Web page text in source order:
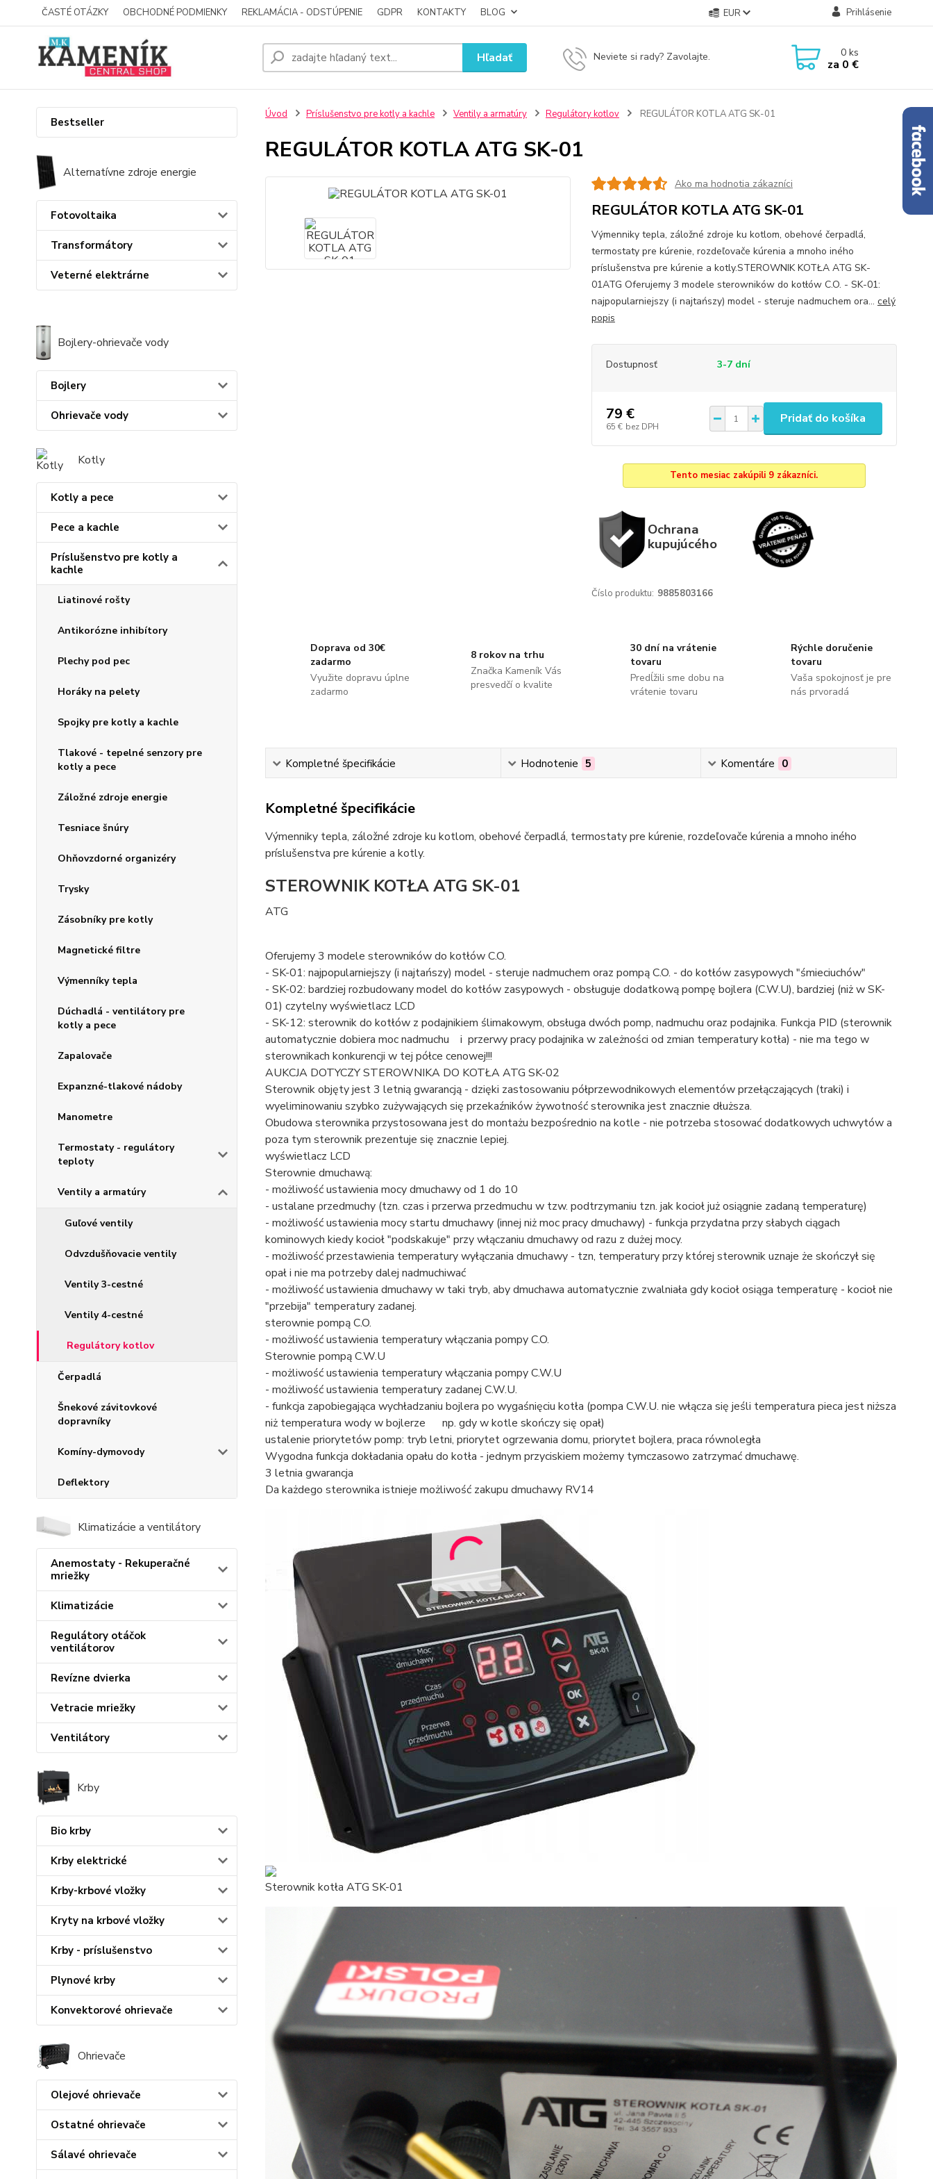
ČASTÉ OTÁZKY OBCHODNÉ PODMIENKY REKLAMÁCIA - ODSTÚPENIE GDPR KONTAKTY BLOG EUR Prihlásenie
Hľadať Neviete si rady? Zavolajte. 0ks
za 0 €
Bestseller
Alternatívne zdroje energie
Fotovoltaika
Transformátory
Veterné elektrárne
Bojlery-ohrievače vody
Bojlery
Ohrievače vody
Kotly
Kotly a pece
Pece a kachle
Príslušenstvo pre kotly a
kachle
Liatinové rošty
Antikorózne inhibítory
Plechy pod pec
Horáky na pelety
Spojky pre kotly a kachle
Tlakové - tepelné senzory pre
kotly a pece
Záložné zdroje energie
Tesniace šnúry
Ohňovzdorné organizéry
Trysky
Zásobníky pre kotly
Magnetické filtre
Výmenníky tepla
Dúchadlá - ventilátory pre
kotly a pece
Zapalovače
Expanzné-tlakové nádoby
Manometre
Termostaty - regulátory
teploty
Ventily a armatúry
Guľové ventily
Odvzdušňovacie ventily
Ventily 3-cestné
Ventily 4-cestné
Regulátory kotlov
Čerpadlá
Šnekové závitovkové
dopravníky
Komíny-dymovody
Deflektory
Klimatizácie a ventilátory
Anemostaty - Rekuperačné
mriežky
Klimatizácie
Regulátory otáčok
ventilátorov
Revízne dvierka
Vetracie mriežky
Ventilátory
Krby
Bio krby
Krby elektrické
Krby-krbové vložky
Kryty na krbové vložky
Krby - príslušenstvo
Plynové krby
Konvektorové ohrievače
Ohrievače
Olejové ohrievače
Ostatné ohrievače
Sálavé ohrievače
Úvod Príslušenstvo pre kotly a kachle Ventily a armatúry Regulátory kotlov REGULÁTOR KOTLA ATG SK-01
REGULÁTOR KOTLA ATG SK-01
Ako ma hodnotia zákazníci
REGULÁTOR KOTLA ATG SK-01
Výmenniky tepla, záložné zdroje ku kotlom, obehové čerpadlá,
termostaty pre kúrenie, rozdeľovače kúrenia a mnoho iného
príslušenstva pre kúrenie a kotly.STEROWNIK KOTŁA ATG SK-
01ATG Oferujemy 3 modele sterowników do kotłów C.O. - SK-01:
najpopularniejszy (i najtańszy) model - steruje nadmuchem ora... celý
popis
Dostupnosť 3-7 dní
79 €
65 € bez DPH
Pridať do košíka
Tento mesiac zakúpili 9 zákazníci.
Ochrana
kupujúcého
Číslo produktu: 9885803166
Doprava od 30€
zadarmo
Využite dopravu úplne
zadarmo
8 rokov na trhu
Značka Kameník Vás
presvedčí o kvalite
30 dní na vrátenie
tovaru
Predĺžili sme dobu na
vrátenie tovaru
Rýchle doručenie
tovaru
Vaša spokojnosť je pre
nás prvoradá
Kompletné špecifikácie Hodnotenie 5 Komentáre 0
Kompletné špecifikácie
Výmenniky tepla, záložné zdroje ku kotlom, obehové čerpadlá, termostaty pre kúrenie, rozdeľovače kúrenia a mnoho iného
príslušenstva pre kúrenie a kotly.
STEROWNIK KOTŁA ATG SK-01
ATG
Oferujemy 3 modele sterowników do kotłów C.O.
- SK-01: najpopularniejszy (i najtańszy) model - steruje nadmuchem oraz pompą C.O. - do kotłów zasypowych "śmieciuchów"
- SK-02: bardziej rozbudowany model do kotłów zasypowych - obsługuje dodatkową pompę bojlera (C.W.U), bardziej (niż w SK-
01) czytelny wyświetlacz LCD
- SK-12: sterownik do kotłów z podajnikiem ślimakowym, obsługa dwóch pomp, nadmuchu oraz podajnika. Funkcja PID (sterownik
automatycznie dobiera moc nadmuchu i przerwy pracy podajnika w zależności od zmian temperatury kotła) - nie ma tego w
sterownikach konkurencji w tej półce cenowej!!!
AUKCJA DOTYCZY STEROWNIKA DO KOTŁA ATG SK-02
Sterownik objęty jest 3 letnią gwarancją - dzięki zastosowaniu półprzewodnikowych elementów przełączających (traki) i
wyeliminowaniu szybko zużywających się przekaźników żywotność sterownika jest znacznie dłuższa.
Obudowa sterownika przystosowana jest do montażu bezpośrednio na kotle - nie potrzeba stosować dodatkowych uchwytów a
poza tym sterownik prezentuje się znacznie lepiej.
wyświetlacz LCD
Sterownie dmuchawą:
- możliwość ustawienia mocy dmuchawy od 1 do 10
- ustalane przedmuchy (tzn. czas i przerwa przedmuchu w tzw. podtrzymaniu tzn. jak kocioł już osiągnie zadaną temperaturę)
- możliwość ustawienia mocy startu dmuchawy (innej niż moc pracy dmuchawy) - funkcja przydatna przy słabych ciągach
kominowych kiedy kocioł "podskakuje" przy włączaniu dmuchawy od razu z dużej mocy.
- możliwość przestawienia temperatury wyłączania dmuchawy - tzn, temperatury przy której sterownik uznaje że skończył się
opał i nie ma potrzeby dalej nadmuchiwać
- możliwość ustawienia dmuchawy w taki tryb, aby dmuchawa automatycznie zwalniała gdy kocioł osiąga temperaturę - kocioł nie
"przebija" temperatury zadanej.
sterownie pompą C.O.
- możliwość ustawienia temperatury włączania pompy C.O.
Sterownie pompą C.W.U
- możliwość ustawienia temperatury włączania pompy C.W.U
- możliwość ustawienia temperatury zadanej C.W.U.
- funkcja zapobiegająca wychładzaniu bojlera po wygaśnięciu kotła (pompa C.W.U. nie włącza się jeśli temperatura pieca jest niższa
niż temperatura wody w bojlerze np. gdy w kotle skończy się opał)
ustalenie priorytetów pomp: tryb letni, priorytet ogrzewania domu, priorytet bojlera, praca równoległa
Wygodna funkcja dokładania opału do kotła - jednym przyciskiem możemy tymczasowo zatrzymać dmuchawę.
3 letnia gwarancja
Da każdego sterownika istnieje możliwość zakupu dmuchawy RV14
Sterownik kotła ATG SK-01